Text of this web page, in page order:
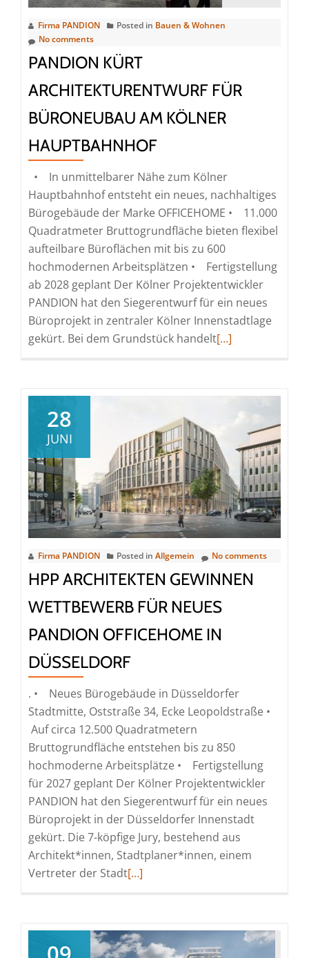
Firma PANDION Posted in Bauen & Wohnen
No comments
PANDION KÜRT
ARCHITEKTURENTWURF FÜR
BÜRONEUBAU AM KÖLNER
HAUPTBAHNHOF
• In unmittelbarer Nähe zum Kölner
Hauptbahnhof entsteht ein neues, nachhaltiges
Bürogebäude der Marke OFFICEHOME • 11.000
Quadratmeter Bruttogrundfläche bieten flexibel
aufteilbare Büroflächen mit bis zu 600
hochmodernen Arbeitsplätzen • Fertigstellung
ab 2028 geplant Der Kölner Projektentwickler
PANDION hat den Siegerentwurf für ein neues
Büroprojekt in zentraler Kölner Innenstadtlage
gekürt. Bei dem Grundstück handeltRead
für
Büroneubau
am
Kölner
Hauptbahnhof
[…]
28
JUNI
Firma PANDION Posted in Allgemein No comments
HPP ARCHITEKTEN GEWINNEN
WETTBEWERB FÜR NEUES
PANDION OFFICEHOME IN
DÜSSELDORF
. • Neues Bürogebäude in Düsseldorfer
Stadtmitte, Oststraße 34, Ecke Leopoldstraße •
Auf circa 12.500 Quadratmetern
Bruttogrundfläche entstehen bis zu 850
hochmoderne Arbeitsplätze • Fertigstellung
für 2027 geplant Der Kölner Projektentwickler
PANDION hat den Siegerentwurf für ein neues
Büroprojekt in der Düsseldorfer Innenstadt
gekürt. Die 7-köpfige Jury, bestehend aus
Architekt*innen, Stadtplaner*innen, einem
Vertreter der StadtRead
Architekten
[…]